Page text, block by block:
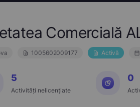
Comercială
1005602009177 Activă
5
Activități nelicențiate
0